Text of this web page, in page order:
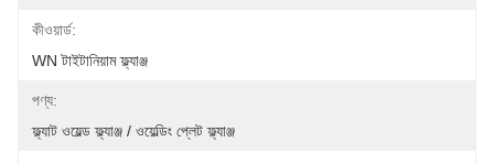
কীওয়ার্ড:
WN টাইটানিয়াম ফ্ল্যাঞ্জ
পণ্য:
ফ্ল্যাট ওয়েল্ড ফ্ল্যাঞ্জ / ওয়েল্ডিং প্লেট ফ্ল্যাঞ্জ